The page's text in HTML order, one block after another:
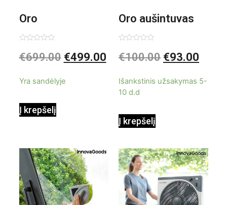
Oro
kondicionierius
0
iš
€699.00 €499.00
Yra sandėlyje
Į krepšelį
Oro aušintuvas
be ašmenų 3in1
0
iš
€100.00 €93.00
Išankstinis užsakymas 5-
10 d.d
Į krepšelį